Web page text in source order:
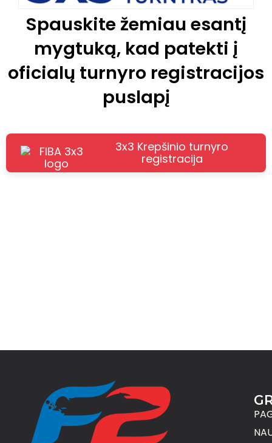
Spauskite žemiau esantį
mygtuką, kad patekti į
oficialų turnyro registracijos
puslapį
3x3 Krepšinio turnyro
registracija